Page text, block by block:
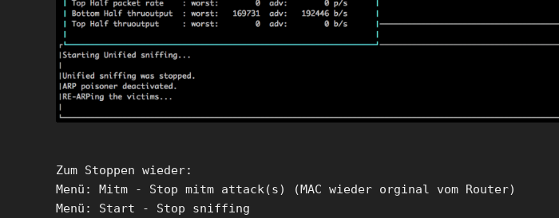
Zum Stoppen wieder:
Menü: Mitm - Stop mitm attack(s) (MAC wieder orginal vom Router)
Menü: Start - Stop sniffing